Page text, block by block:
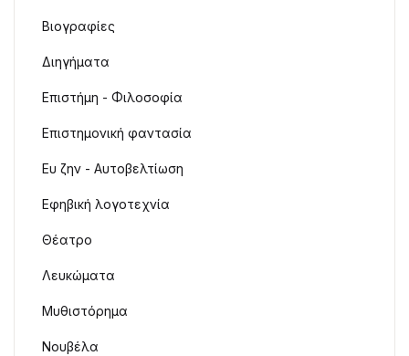
Βιογραφίες
Διηγήματα
Επιστήμη - Φιλοσοφία
Επιστημονική φαντασία
Ευ ζην - Αυτοβελτίωση
Εφηβική λογοτεχνία
Θέατρο
Λευκώματα
Μυθιστόρημα
Νουβέλα